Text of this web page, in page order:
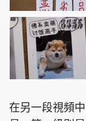
在另一段視頻